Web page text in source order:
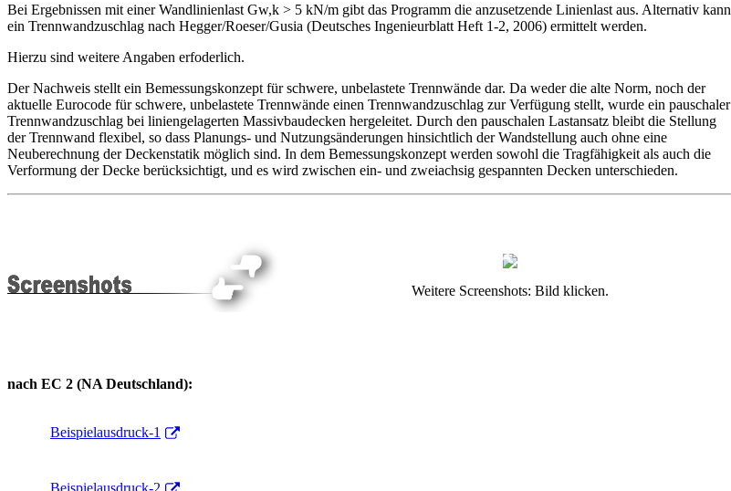
Bei Ergebnissen mit einer Wandlinienlast Gw,k > 5 kN/m gibt das Programm die anzusetzende Linienlast aus. Alternativ kann
ein Trennwandzuschlag nach Hegger/Roeser/Gusia (Deutsches Ingenieurblatt Heft 1-2, 2006) ermittelt werden.
Hierzu sind weitere Angaben erfoderlich.
Der Nachweis stellt ein Bemessungskonzept für schwere, unbelastete Trennwände dar. Da weder die alte Norm, noch der
aktuelle Eurocode für schwere, unbelastete Trennwände einen Trennwandzuschlag zur Verfügung stellt, wurde ein pauschaler
Trennwandzuschlag bei liniengelagerten Massivbaudecken hergeleitet. Durch den pauschalen Lastansatz bleibt die Stellung
der Trennwand flexibel, so dass Planungs- und Nutzungsänderungen hinsichtlich der Wandstellung auch ohne eine
Neuberechnung der Deckenstatik möglich sind. In dem Bemessungskonzept werden sowohl die Tragfähigkeit als auch die
Verformung der Decke berücksichtigt, und es wird zwischen ein- und zweiachsig gespannten Decken unterschieden.
Weitere Screenshots: Bild klicken.
nach EC 2 (NA Deutschland):
Beispielausdruck-1
Beispielausdruck-2